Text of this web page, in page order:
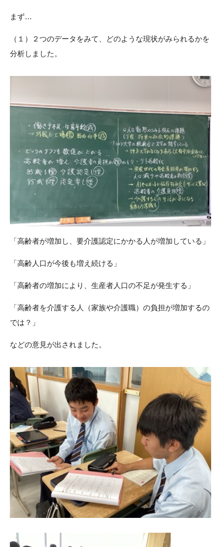
まず…
（１）２つのデータをみて、どのような現状がみられるかを
分析しました。
「高齢者が増加し、要介護認定にかかる人が増加している」
「高齢人口が今後も増え続ける」
「高齢者の増加により、生産者人口の不足が発生する」
「高齢者を介護する人（家族や介護職）の負担が増加するの
では？」
などの意見が出されました。